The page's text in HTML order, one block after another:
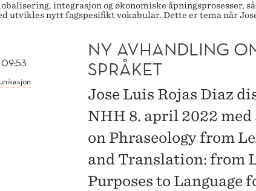
integrasjon og økonomiske
utvikles nytt fagspesifikt vokabular. Dette er tema når
NY AVHANDLING
SPRÅKET
Jose Luis Rojas Diaz
NHH 8. april 2022
on Phraseology from
and Translation: from
Purposes to Language